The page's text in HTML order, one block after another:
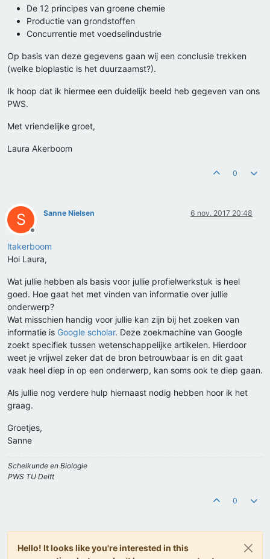
De 12 principes van groene chemie
Productie van grondstoffen
Concurrentie met voedselindustrie
Op basis van deze gegevens gaan wij een conclusie trekken
(welke bioplastic is het duurzaamst?).
Ik hoop dat ik hiermee een duidelijk beeld heb gegeven van ons
PWS.
Met vriendelijke groet,
Laura Akerboom
0
S
Offline
Sanne Nielsen 6 nov. 2017 20:48
ltakerboom
Hoi Laura,
Wat jullie hebben als basis voor jullie profielwerkstuk is heel
goed. Hoe gaat het met vinden van informatie over jullie
onderwerp?
Wat misschien handig voor jullie kan zijn bij het zoeken van
informatie is Google scholar. Deze zoekmachine van Google
zoekt specifiek tussen wetenschappelijke artikelen. Hierdoor
weet je vrijwel zeker dat de bron betrouwbaar is en dit gaat
vaak heel diep in op een onderwerp, kan soms ook te diep gaan.
Als jullie nog verdere hulp hiernaast nodig hebben hoor ik het
graag.
Groetjes,
Sanne
Scheikunde en Biologie
PWS TU Delft
0
Hello! It looks like you're interested in this